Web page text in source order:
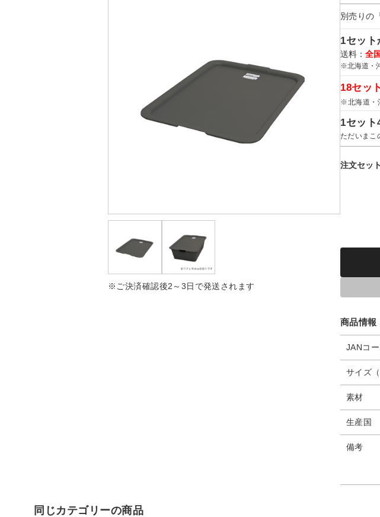
※ご決済確認後2～3日で発送されます
別売りの
1セッ
送料： 全
※北海道・
18セット
※北海道・
1セット
ただいまこ
注文セッ
商品情報
JANコー
サイズ（
素材
生産国
備考
同じカテゴリーの商品